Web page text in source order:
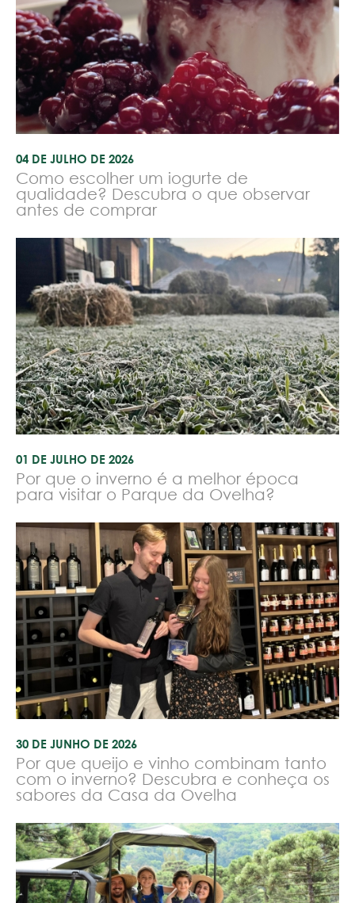
04 DE JULHO DE 2026
Como escolher um iogurte de
qualidade? Descubra o que observar
antes de comprar
01 DE JULHO DE 2026
Por que o inverno é a melhor época
para visitar o Parque da Ovelha?
30 DE JUNHO DE 2026
Por que queijo e vinho combinam tanto
com o inverno? Descubra e conheça os
sabores da Casa da Ovelha